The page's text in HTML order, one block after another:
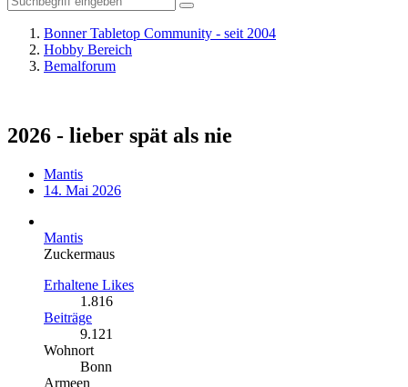
Bonner Tabletop Community - seit 2004
Hobby Bereich
Bemalforum
2026 - lieber spät als nie
Mantis
14. Mai 2026
Mantis
Zuckermaus
Erhaltene Likes
1.816
Beiträge
9.121
Wohnort
Bonn
Armeen